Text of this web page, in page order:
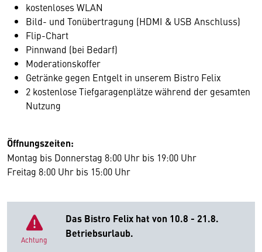
kostenloses WLAN
Bild- und Tonübertragung (HDMI & USB Anschluss)
Flip-Chart
Pinnwand (bei Bedarf)
Moderationskoffer
Getränke gegen Entgelt in unserem Bistro Felix
2 kostenlose Tiefgaragenplätze während der gesamten
Nutzung
Öffnungszeiten:
Montag bis Donnerstag 8:00 Uhr bis 19:00 Uhr
Freitag 8:00 Uhr bis 15:00 Uhr
Achtung
Das Bistro Felix hat von 10.8 - 21.8.
Betriebsurlaub.